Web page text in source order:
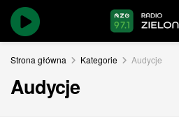
Strona główna Kategorie Audycje
Audycje